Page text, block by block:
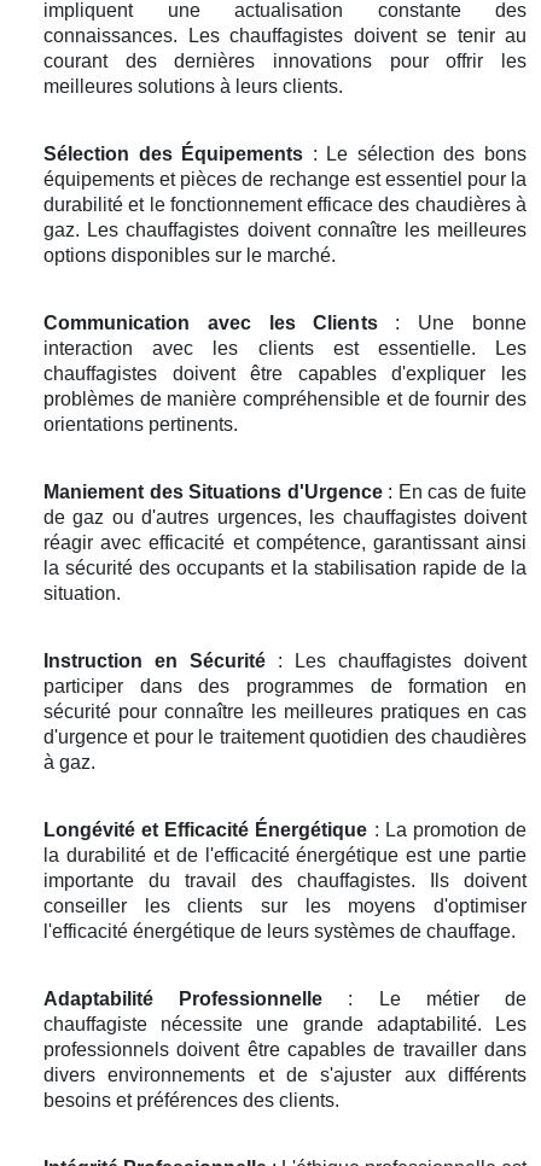
impliquent une actualisation constante des
connaissances. Les chauffagistes doivent se tenir au
courant des dernières innovations pour offrir les
meilleures solutions à leurs clients.
Sélection des Équipements : Le sélection des bons
équipements et pièces de rechange est essentiel pour la
durabilité et le fonctionnement efficace des chaudières à
gaz. Les chauffagistes doivent connaître les meilleures
options disponibles sur le marché.
Communication avec les Clients: Une bonne
interaction avec les clients est essentielle. Les
chauffagistes doivent être capables d'expliquer les
problèmes de manière compréhensible et de fournir des
orientations pertinents.
Maniement des Situations d'Urgence: En cas de fuite
de gaz ou d'autres urgences, les chauffagistes doivent
réagir avec efficacité et compétence, garantissant ainsi
la sécurité des occupants et la stabilisation rapide de la
situation.
Instruction en Sécurité : Les chauffagistes doivent
participer dans des programmes de formation en
sécurité pour connaître les meilleures pratiques en cas
d'urgence et pour le traitement quotidien des chaudières
à gaz.
Longévité et Efficacité Énergétique : La promotion de
la durabilité et de l'efficacité énergétique est une partie
importante du travail des chauffagistes. Ils doivent
conseiller les clients sur les moyens d'optimiser
l'efficacité énergétique de leurs systèmes de chauffage.
Adaptabilité Professionnelle : Le métier de
chauffagiste nécessite une grande adaptabilité. Les
professionnels doivent être capables de travailler dans
divers environnements et de s'ajuster aux différents
besoins et préférences des clients.